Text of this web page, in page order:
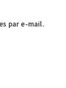
par e-mail.